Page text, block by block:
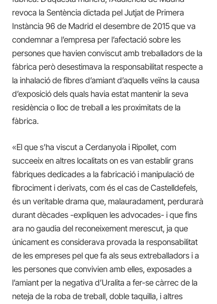
revoca la Sentència dictada pel Jutjat de Primera
Instància 96 de Madrid el desembre de 2015 que va
condemnar a l’empresa per l’afectació sobre les
persones que havien conviscut amb treballadors de la
fàbrica però desestimava la responsabilitat respecte a
la inhalació de fibres d’amiant d’aquells veïns la causa
d’exposició dels quals havia estat mantenir la seva
residència o lloc de treball a les proximitats de la
fàbrica.
«El que s’ha viscut a Cerdanyola i Ripollet, com
succeeix en altres localitats on es van establir grans
fàbriques dedicades a la fabricació i manipulació de
fibrociment i derivats, com és el cas de Castelldefels,
és un veritable drama que, malauradament, perdurarà
durant dècades -expliquen les advocades- i que fins
ara no gaudia del reconeixement merescut, ja que
únicament es considerava provada la responsabilitat
de les empreses pel que fa als seus extreballadors i a
les persones que convivien amb elles, exposades a
l’amiant per la negativa d’Uralita a fer-se càrrec de la
neteja de la roba de treball, doble taquilla, i altres